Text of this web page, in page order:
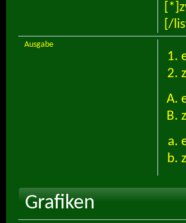
[/
Ausgabe
Grafiken